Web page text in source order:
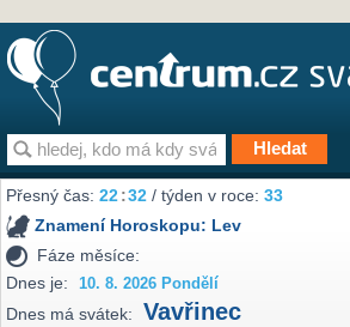
Přesný čas:22:32 / týden v roce:33
Znamení Horoskopu: Lev
Fáze měsíce:
Dnes je:
10. 8. 2026 Pondělí
Dnes má svátek: Vavřinec